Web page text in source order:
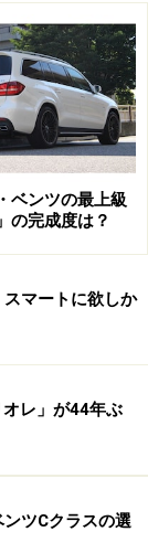
ベンツの最上級
の完成度は？
マートに欲しか
レ」が44年ぶ
ツCクラスの選